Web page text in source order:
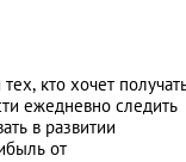
кто хочет
ежедневно следить
в развитии
от